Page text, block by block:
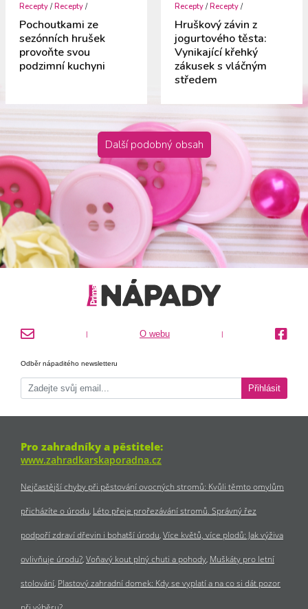
Recepty /Recepty /
Pochoutkami ze
sezónních hrušek
provoňte svou
podzimní kuchyni
Recepty /Recepty /
Hruškový závin z
jogurtového těsta:
Vynikající křehký
zákusek s vláčným
středem
Další podobný obsah
| O webu |
Odběr nápaditého newsletteru
Přihlásit
Pro zahradníky a pěstitele:
www.zahradkarskaporadna.cz
Nejčastější chyby při pěstování ovocných stromů: Kvůli těmto omylům
přicházíte o úrodu Léto přeje prořezávání stromů. Správný řez
podpoří zdraví dřevin i bohatší úrodu Více květů, více plodů: Jak výživa
ovlivňuje úrodu? Voňavý kout plný chuti a pohody Muškáty pro letní
stolování Plastový zahradní domek: Kdy se vyplatí a na co si dát pozor